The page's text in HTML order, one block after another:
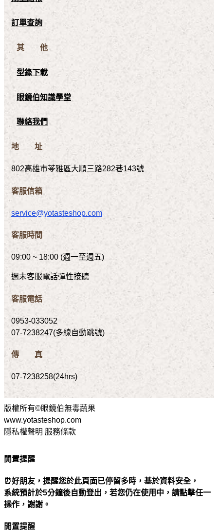
訂單查詢
其 他
型錄下載
眼鏡伯知識學堂
聯絡我們
地 址
802高雄市苓雅區大順三路282巷143號
客服信箱
service@yotasteshop.com
客服時間
09:00 ~ 18:00 (週一至週五)
週末客服電話彈性接聽
客服電話
0953-033052
07-7238247(多線自動跳號)
傳 真
07-7238258(24hrs)
版權所有©眼鏡伯無毒蔬果
www.yotasteshop.com
隱私權聲明 服務條款
閒置提醒
⏰好朋友，提醒您於此頁面已停留多時，基於資料安全，
系統預計於5分鐘後自動登出，若您仍在使用中，請點擊任一
操作，謝謝。
閒置提醒